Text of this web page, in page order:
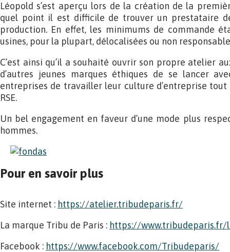
Léopold s’est aperçu lors de la création de la
quel point il est difficile de trouver un prestataire
production. En effet, les minimums de commande
usines, pour la plupart, délocalisées ou non
C’est ainsi qu’il a souhaité ouvrir son propre atelier
d’autres jeunes marques éthiques de se lancer
entreprises de travailler leur culture d’entreprise
RSE.
Un bel engagement en faveur d’une mode plus
hommes.
Pour en savoir plus
Site internet : https://atelier.tribudeparis.fr/
La marque Tribu de Paris : https://
Facebook : https://www.facebook.com/Tribudeparis/